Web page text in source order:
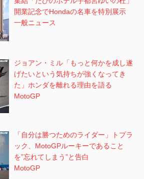
開業記念でHondaの名車を特別展示
一般ニュース
ジョアン・ミル「もっと何かを成し遂
げたいという気持ちが強くなってき
た」ホンダを離れる理由を語る
MotoGP
「自分は勝つためのライダー」トプラ
ック、MotoGPルーキーであること
を”忘れてしまう”と告白
MotoGP